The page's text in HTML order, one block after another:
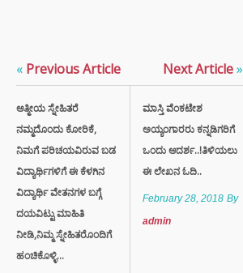
« Previous Article
ಆತ್ಮೀಯ ಸ್ನೇಹಿತರೆ
ನಮ್ಮದೊಂದು ಕೋರಿಕೆ,
ನಿಮಗೆ ಪರಿಚಯವಿರುವ ಬಡ
ವಿದ್ಯಾರ್ಥಿಗಳಿಗೆ ಈ ಕೆಳಗಿನ
ವಿದ್ಯಾರ್ಥಿ ವೇತನಗಳ ಬಗ್ಗೆ
ದಯವಿಟ್ಟು ಮಾಹಿತಿ
ನೀಡಿ,ನಿಮ್ಮ ಸ್ನೇಹಿತರೊಂದಿಗೆ
ಹಂಚಿಕೊಳ್ಳಿ...
Next Article»
ಮಾಸ್ತಿ ವೆಂಕಟೇಶ
ಅಯ್ಯಂಗಾರರು ಕನ್ನಡಿಗರಿಗೆ
ಒಂದು ಆದರ್ಶ..!ತಿಳಿಯಲು
ಈ ಲೇಖನ ಓದಿ..
February 28, 2018 By
admin